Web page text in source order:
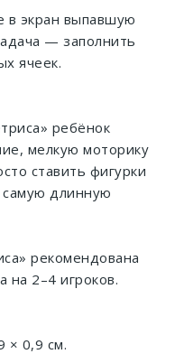
в экран выпавшую
— заполнить
ячеек.
ребёнок
мелкую моторику
ставить фигурки
самую длинную
рекомендована
на 2–4 игроков.
× 0,9 см.